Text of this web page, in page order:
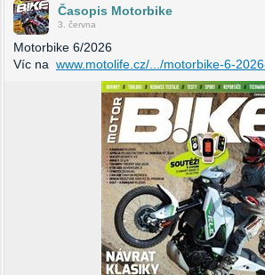
Časopis Motorbike
3. června
Motorbike 6/2026
Víc na www.motolife.cz/.../motorbike-6-